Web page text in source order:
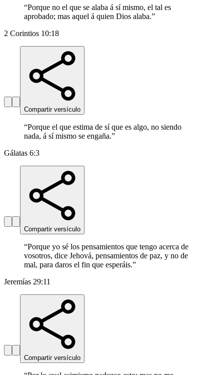
“Porque no el que se alaba á sí mismo, el tal es
aprobado; mas aquel á quien Dios alaba.”
2 Corintios 10:18
Compartir versículo
“Porque el que estima de sí que es algo, no siendo
nada, á sí mismo se engaña.”
Gálatas 6:3
Compartir versículo
“Porque yo sé los pensamientos que tengo acerca de
vosotros, dice Jehová, pensamientos de paz, y no de
mal, para daros el fin que esperáis.”
Jeremías 29:11
Compartir versículo